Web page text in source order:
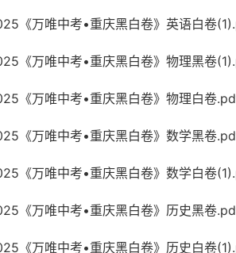
《万唯中考•重庆黑白卷》英语白卷
《万唯中考•重庆黑白卷》物理黑卷
《万唯中考•重庆黑白卷》物理白卷
《万唯中考•重庆黑白卷》数学黑卷
《万唯中考•重庆黑白卷》数学白卷
《万唯中考•重庆黑白卷》历史黑卷
《万唯中考•重庆黑白卷》历史白卷